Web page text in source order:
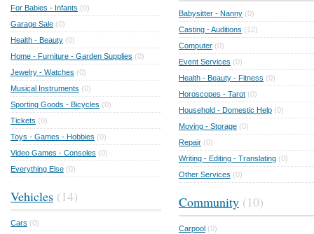
For Babies - Infants (0)
Garage Sale (0)
Health - Beauty (0)
Home - Furniture - Garden Supplies (0)
Jewelry - Watches (0)
Musical Instruments (0)
Sporting Goods - Bicycles (0)
Tickets (0)
Toys - Games - Hobbies (0)
Video Games - Consoles (0)
Everything Else (0)
Vehicles (14)
Cars (0)
Babysitter - Nanny (0)
Casting - Auditions (12)
Computer (0)
Event Services (0)
Health - Beauty - Fitness (0)
Horoscopes - Tarot (0)
Household - Domestic Help (0)
Moving - Storage (0)
Repair (0)
Writing - Editing - Translating (0)
Other Services (0)
Community (10)
Carpool (0)